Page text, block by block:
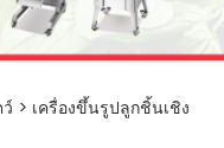
> เครื่องขึ้นรูปลูกชิ้นเชิง